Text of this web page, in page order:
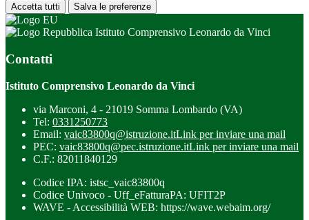
Accetta tutti Salva le preferenze
Istituto Comprensivo Leonardo da Vinci
Contatti
Istituto Comprensivo Leonardo da Vinci
via Marconi, 4 - 21019 Somma Lombardo (VA)
Tel: 0331250773
Email: vaic83800q@istruzione.itLink per inviare una mail
PEC: vaic83800q@pec.istruzione.itLink per inviare una mail
C.F.: 82011840129
Codice IPA: istsc_vaic83800q
Codice Univoco - Uff_eFatturaPA: UFIT2P
WAVE - Accessibilità WEB: https://wave.webaim.org/